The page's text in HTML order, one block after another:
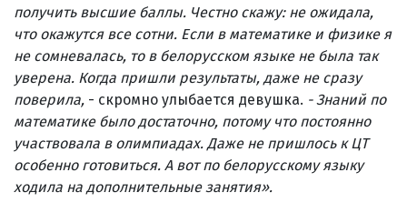
получить высшие баллы. Честно скажу: не ожидала,
что окажутся все сотни. Если в математике и физике я
не сомневалась, то в белорусском языке не была так
уверена. Когда пришли результаты, даже не сразу
поверила, - скромно улыбается девушка. - Знаний по
математике было достаточно, потому что постоянно
участвовала в олимпиадах. Даже не пришлось к ЦТ
особенно готовиться. А вот по белорусскому языку
ходила на дополнительные занятия».